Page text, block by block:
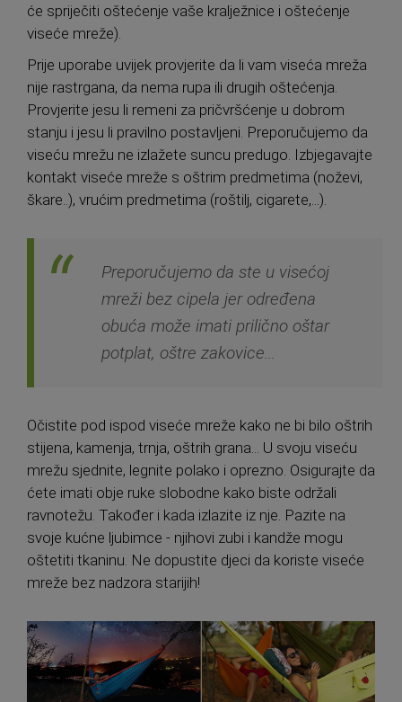
će spriječiti oštećenje vaše kralježnice i oštećenje
viseće mreže).
Prije uporabe uvijek provjerite da li vam viseća mreža
nije rastrgana, da nema rupa ili drugih oštećenja.
Provjerite jesu li remeni za pričvršćenje u dobrom
stanju i jesu li pravilno postavljeni. Preporučujemo da
viseću mrežu ne izlažete suncu predugo. Izbjegavajte
kontakt viseće mreže s oštrim predmetima (noževi,
škare..), vrućim predmetima (roštilj, cigarete,...).
Preporučujemo da ste u visećoj
mreži bez cipela jer određena
obuća može imati prilično oštar
potplat, oštre zakovice...
Očistite pod ispod viseće mreže kako ne bi bilo oštrih
stijena, kamenja, trnja, oštrih grana... U svoju viseću
mrežu sjednite, legnite polako i oprezno. Osigurajte da
ćete imati obje ruke slobodne kako biste održali
ravnotežu. Također i kada izlazite iz nje. Pazite na
svoje kućne ljubimce - njihovi zubi i kandže mogu
oštetiti tkaninu. Ne dopustite djeci da koriste viseće
mreže bez nadzora starijih!